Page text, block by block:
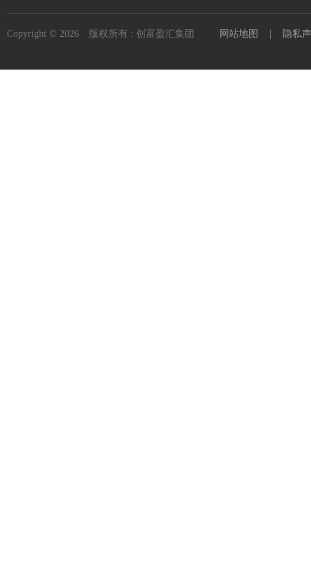
Copyright © 2026 版权所有 : 创富盈汇集团 网站地图 隐私